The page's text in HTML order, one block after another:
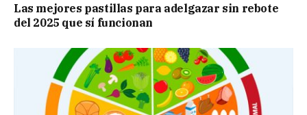
Las mejores pastillas para adelgazar sin rebote
del 2025 que sí funcionan